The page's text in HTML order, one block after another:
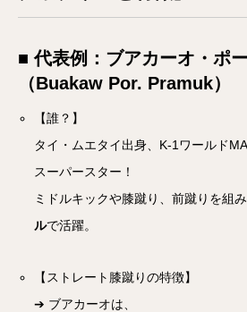
■ 代表例：ブアカーオ・ポ
（Buakaw Por. Pramuk）
【誰？】
タイ・ムエタイ出身、K-1ワールド
スーパースター！
ミドルキックや膝蹴り、前蹴りを組
ルで活躍。
【ストレート膝蹴りの特徴】
➔ ブアカーオは、